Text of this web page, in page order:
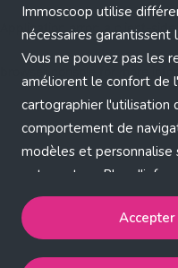
Immoscoop utilise
nécessaires
Vous ne pouvez pas les
améliorent le confort de
cartographier l'utilisation
comportement de
modèles et personnalise
entre autres. Plus
Cliquez sur 'Gestion des
Notre politique de
Application error: a client-
browser console for more